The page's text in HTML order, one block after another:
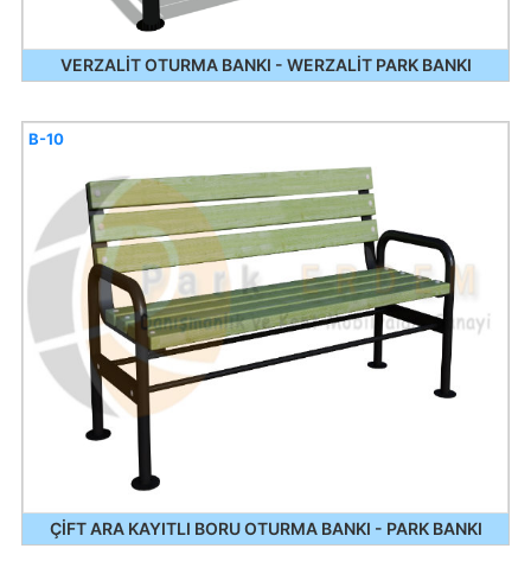
VERZALİT OTURMA BANKI - WERZALİT PARK BANKI
ÇİFT ARA KAYITLI BORU OTURMA BANKI - PARK BANKI
B-10